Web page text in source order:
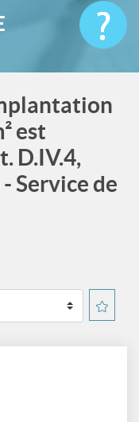
est
D.IV.4,
Service de